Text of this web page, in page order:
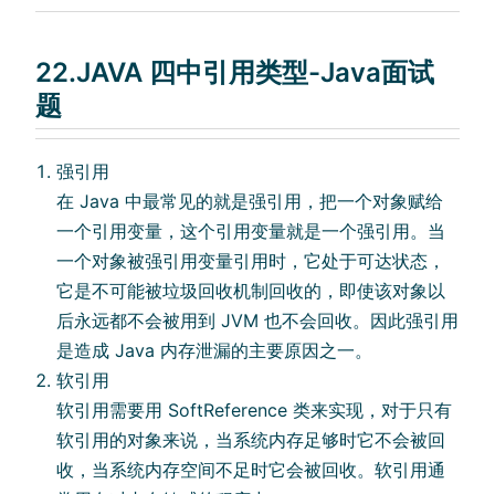
22.JAVA 四中引用类型-Java面试
题
强引用
在 Java 中最常见的就是强引用，把一个对象赋给
一个引用变量，这个引用变量就是一个强引用。当
一个对象被强引用变量引用时，它处于可达状态，
它是不可能被垃圾回收机制回收的，即使该对象以
后永远都不会被用到 JVM 也不会回收。因此强引用
是造成 Java 内存泄漏的主要原因之一。
软引用
软引用需要用 SoftReference 类来实现，对于只有
软引用的对象来说，当系统内存足够时它不会被回
收，当系统内存空间不足时它会被回收。软引用通